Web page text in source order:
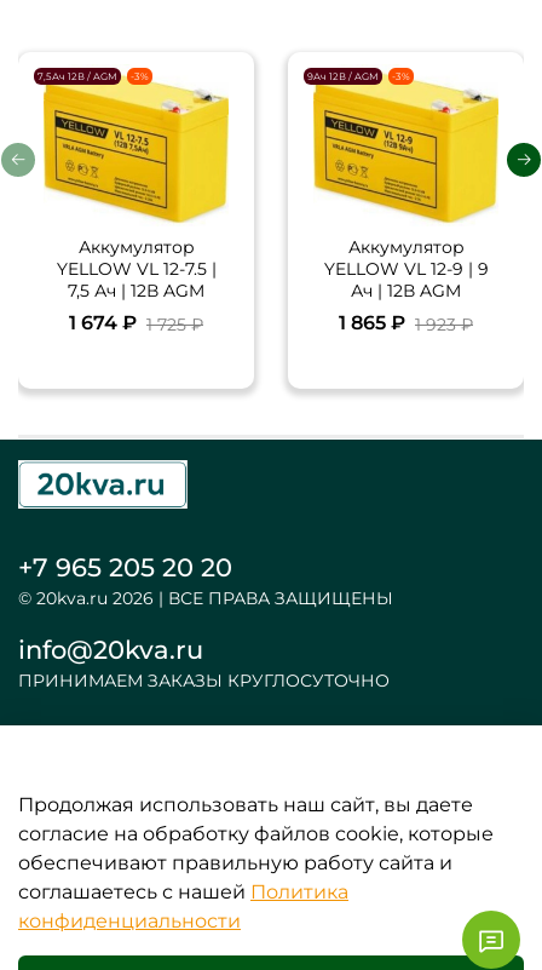
7,5Ач 12В / AGM -3%
Аккумулятор
YELLOW VL 12-7.5 |
7,5 Ач | 12В AGM
1 674 ₽ 1 725 ₽
9Ач 12В / AGM -3%
Аккумулятор
YELLOW VL 12-9 | 9
Ач | 12В AGM
1 865 ₽ 1 923 ₽
ООО «АКБ и ИБП»
+7 965 205 20 20
© 20kva.ru 2026 | ВСЕ ПРАВА ЗАЩИЩЕНЫ
info@20kva.ru
ПРИНИМАЕМ ЗАКАЗЫ КРУГЛОСУТОЧНО
Продолжая использовать наш сайт, вы даете
согласие на обработку файлов cookie, которые
обеспечивают правильную работу сайта и
соглашаетесь с нашей Политика
конфиденциальности